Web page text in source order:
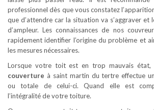
professionnel dès que vous constatez
que d’attendre car la situation va s’aggraver et
d’ampleur. Les connaissances de nos
rapidement identifier l’origine du problème et
les mesures nécessaires.
Lorsque votre toit est en trop mauvais état,
couverture à saint martin du tertre effectue
ou totale de celui-ci. Quand elle est
l’intégralité de votre toiture.